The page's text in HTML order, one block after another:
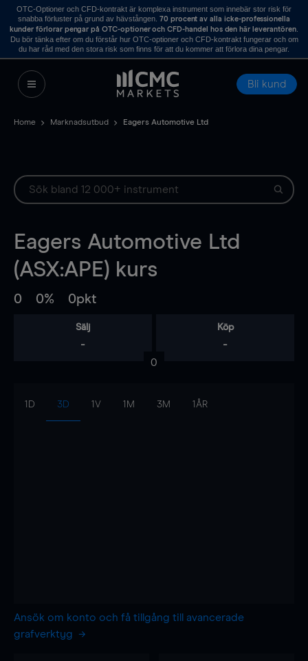
OTC-Optioner och CFD-kontrakt är komplexa instrument som innebär stor risk för
snabba förluster på grund av hävstången. 70 procent av alla icke-professionella
kunder förlorar pengar på OTC-optioner och CFD-handel hos den här leverantören.
Du bör tänka efter om du förstår hur OTC-optioner och CFD-kontrakt fungerar och om
du har råd med den stora risk som finns för att du kommer att förlora dina pengar.
Bli kund
Home Marknadsutbud Eagers Automotive Ltd
Eagers Automotive Ltd
(ASX:APE) kurs
0 0% 0pkt
Sälj
-
Köp
-
0
1D 3D 1V 1M 3M 1ÅR
Ansök om konto och få tillgång till avancerade
grafverktyg